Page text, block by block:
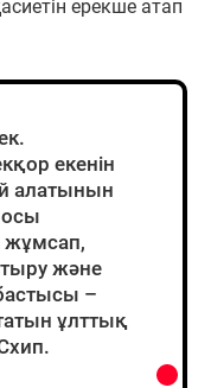
ерекше атап
екенін
алатынын
осы
жұмсап,
және
–
ұлттық